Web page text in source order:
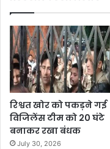
रिश्वत खोर को पकड़ने गई
विजिलेंस टीम को 20 घंटे
बनाकर रखा बंधक
July 30, 2026